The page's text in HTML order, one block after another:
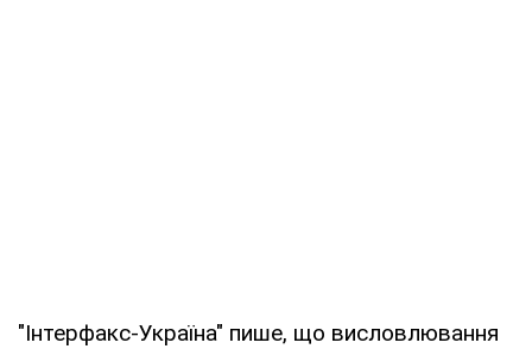
"Інтерфакс-Україна" пише, що висловлювання